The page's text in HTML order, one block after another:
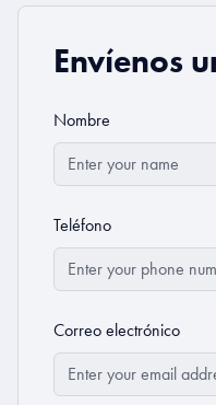
Envíenos
Nombre
Teléfono
Correo electrónico